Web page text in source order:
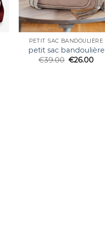
PETIT SAC BANDOULIÈRE
petit sac bandoulière
€39.00 €26.00